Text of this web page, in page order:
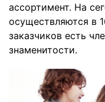
ассортимент. На
осуществляются в
заказчиков есть
знаменитости.